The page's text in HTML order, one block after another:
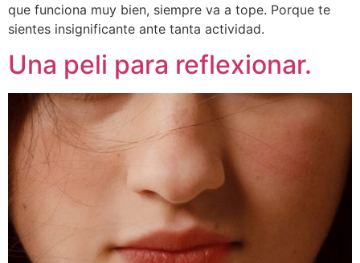
que funciona muy bien, siempre va a tope. Porque te
sientes insignificante ante tanta actividad.
Una peli para reflexionar.